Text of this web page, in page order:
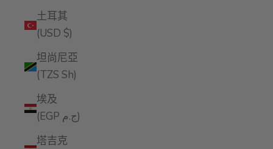
土耳其
(USD $)
坦尚尼亞
(TZS Sh)
埃及
(EGP ج.م)
塔吉克